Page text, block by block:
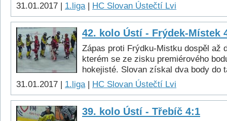
31.01.2017 | 1.liga| HC Slovan Ústečtí Lvi
42. kolo Ústí - Frýdek-Místek
Zápas proti Frýdku-Mistku dospěl až
kterém se ze zisku premiérového
hokejisté. Slovan získal dva body do
31.01.2017 | 1.liga| HC Slovan Ústečtí Lvi
39. kolo Ústí - Třebíč 4:1